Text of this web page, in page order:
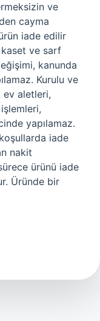
ve
cayma
iade edilir
kaset ve sarf
kanunda
Kurulu ve
ev aletleri,
yapılamaz.
iade
nakit
ürünü iade
Üründe bir